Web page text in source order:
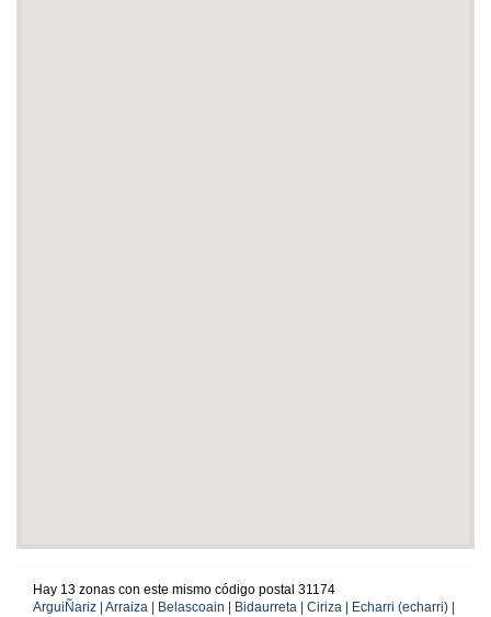
Hay 13 zonas con este mismo código postal 31174
ArguiÑariz | Arraiza | Belascoain | Bidaurreta | Ciriza | Echarri (echarri) |